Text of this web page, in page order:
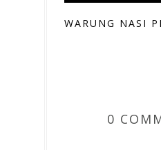
WARUNG NASI
0